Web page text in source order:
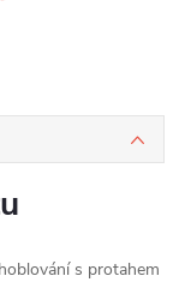
s protahem